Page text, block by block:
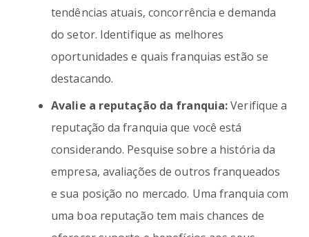
tendências atuais, concorrência e demanda
do setor. Identifique as melhores
oportunidades e quais franquias estão se
destacando.
Avalie a reputação da franquia:Verifique a
reputação da franquia que você está
considerando. Pesquise sobre a história da
empresa, avaliações de outros franqueados
e sua posição no mercado. Uma franquia com
uma boa reputação tem mais chances de